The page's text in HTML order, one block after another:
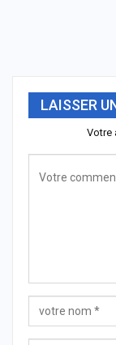
LAISSER
Votre